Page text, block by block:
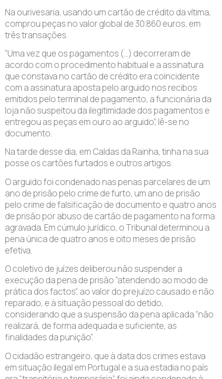
Na ourivesaria, usando um cartão de crédito da vítima,
comprou peças no valor global de 30.860 euros, em
três transações.
“Uma vez que os pagamentos (…) decorreram de
acordo com o procedimento habitual e a assinatura
que constava no cartão de crédito era coincidente
com a assinatura aposta pelo arguido nos recibos
emitidos pelo terminal de pagamento, a funcionária da
loja não suspeitou da ilegitimidade dos pagamentos e
entregou as peças em ouro ao arguido”, lê-se no
documento.
Na tarde desse dia, em Caldas da Rainha, tinha na sua
posse os cartões furtados e outros artigos.
O arguido foi condenado nas penas parcelares de um
ano de prisão pelo crime de furto, um ano de prisão
pelo crime de falsificação de documento e quatro anos
de prisão por abuso de cartão de pagamento na forma
agravada. Em cúmulo jurídico, o Tribunal determinou a
pena única de quatro anos e oito meses de prisão
efetiva.
O coletivo de juízes deliberou não suspender a
execução da pena de prisão “atendendo ao modo de
prática dos factos”, ao valor do prejuízo causado e não
reparado, e à situação pessoal do detido,
considerando que a suspensão da pena aplicada “não
realizará, de forma adequada e suficiente, as
finalidades da punição”.
O cidadão estrangeiro, que à data dos crimes estava
em situação ilegal em Portugal e a sua estadia no país